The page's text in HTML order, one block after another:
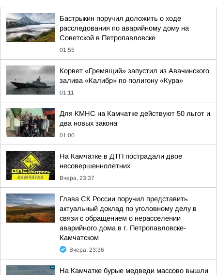
Бастрыкин поручил доложить о ходе
расследования по аварийному дому на
Советской в Петропавловске
01:55
Корвет «Гремящий» запустил из Авачинского
залива «Калибр» по полигону «Кура»
01:11
Для КМНС на Камчатке действуют 50 льгот и
два новых закона
01:00
На Камчатке в ДТП пострадали двое
несовершеннолетних
Вчера, 23:37
Глава СК России поручил представить
актуальный доклад по уголовному делу в
связи с обращением о нерасселении
аварийного дома в г. Петропавловске-
Камчатском
Вчера, 23:36
На Камчатке бурые медведи массово вышли